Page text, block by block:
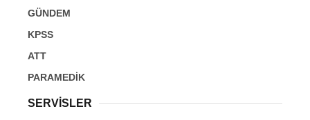
GÜNDEM
KPSS
ATT
PARAMEDİK
SERVİSLER